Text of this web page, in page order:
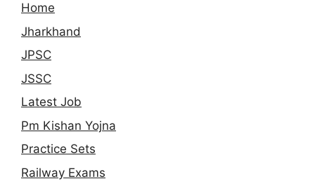
Home
Jharkhand
JPSC
JSSC
Latest Job
Pm Kishan Yojna
Practice Sets
Railway Exams